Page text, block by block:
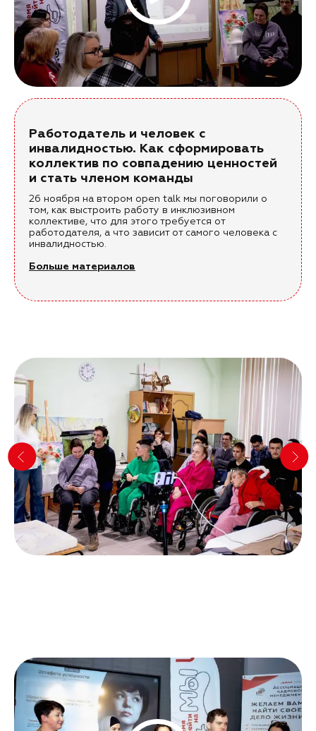
Работодатель и человек с
инвалидностью. Как сформировать
коллектив по совпадению ценностей
и стать членом команды
26 ноября на втором open talk мы поговорили о
том, как выстроить работу в инклюзивном
коллективе, что для этого требуется от
работодателя, а что зависит от самого человека с
инвалидностью.
Больше материалов